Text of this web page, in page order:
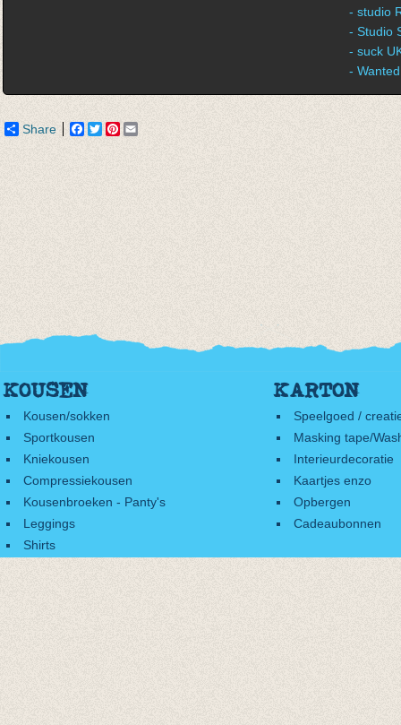
- studio
- Studio
- suck
- Wanted
Share Facebook
TwitterPinterest
KOUSEN
Kousen/sokken
Sportkousen
Kniekousen
Compressiekousen
Kousenbroeken - Panty's
Leggings
Shirts
KARTON
Speelgoed /
Masking tape/
Interieurdecoratie
Kaartjes enzo
Opbergen
Cadeaubonnen